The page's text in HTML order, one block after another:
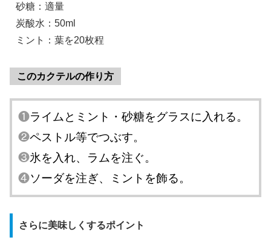
砂糖：適量
炭酸水：50ml
ミント：葉を20枚程
このカクテルの作り方
❶ライムとミント・砂糖をグラスに入れる。
❷ペストル等でつぶす。
❸氷を入れ、ラムを注ぐ。
❹ソーダを注ぎ、ミントを飾る。
さらに美味しくするポイント